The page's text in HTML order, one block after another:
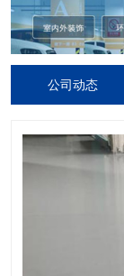
公司动态